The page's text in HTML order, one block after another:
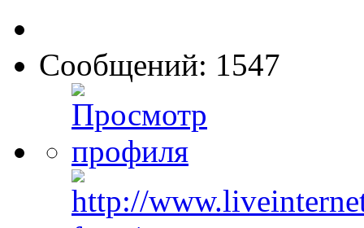
Сообщений: 1547